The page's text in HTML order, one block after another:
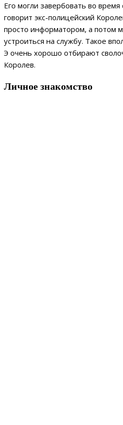
Его могли завербовать во
говорит экс-полицейский
просто информатором, а потом
устроиться на службу. Такое
Э очень хорошо отбирают
Королев.
Личное знакомство